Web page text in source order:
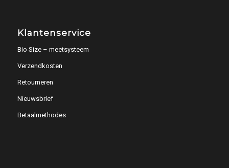
Klantenservice
Bio Size – meetsysteem
Verzendkosten
Retourneren
Nieuwsbrief
Betaalmethodes